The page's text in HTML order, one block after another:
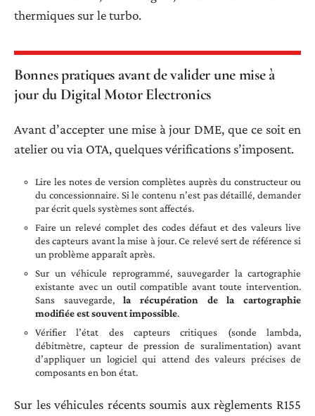
thermiques sur le turbo.
Bonnes pratiques avant de valider une mise à
jour du Digital Motor Electronics
Avant d’accepter une mise à jour DME, que ce soit en
atelier ou via OTA, quelques vérifications s’imposent.
Lire les notes de version complètes auprès du constructeur ou
du concessionnaire. Si le contenu n’est pas détaillé, demander
par écrit quels systèmes sont affectés.
Faire un relevé complet des codes défaut et des valeurs live
des capteurs avant la mise à jour. Ce relevé sert de référence si
un problème apparaît après.
Sur un véhicule reprogrammé, sauvegarder la cartographie
existante avec un outil compatible avant toute intervention.
Sans sauvegarde,la récupération de la cartographie
modifiée est souvent impossible.
Vérifier l’état des capteurs critiques (sonde lambda,
débitmètre, capteur de pression de suralimentation) avant
d’appliquer un logiciel qui attend des valeurs précises de
composants en bon état.
Sur les véhicules récents soumis aux règlements R155